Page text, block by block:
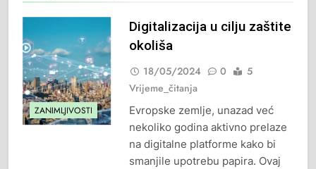
ZANIMLJIVOSTI
Digitalizacija u cilju zaštite
okoliša
18/05/2024 0
5
Vrijeme_čitanja
Evropske zemlje, unazad već
nekoliko godina aktivno prelaze
na digitalne platforme kako bi
smanjile upotrebu papira. Ovaj